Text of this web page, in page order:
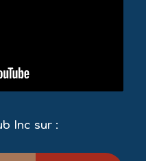
Inc sur :